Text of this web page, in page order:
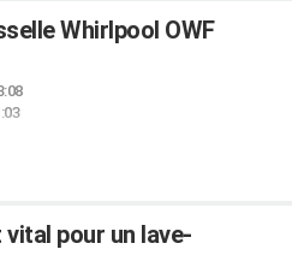
Whirlpool OWF
pour un lave-